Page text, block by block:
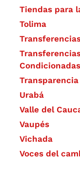
Tiendas para
Tolima
Condicionadas
Transparencia
Urabá
Valle del
Vaupés
Vichada
Voces del